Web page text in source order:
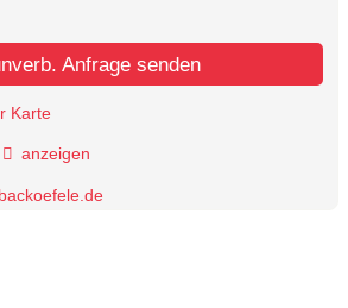
Anfrage senden
Karte
anzeigen